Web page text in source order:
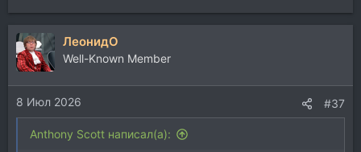
ЛеонидО
Well-Known Member
8 Июл 2026 #37
Anthony Scott написал(а):